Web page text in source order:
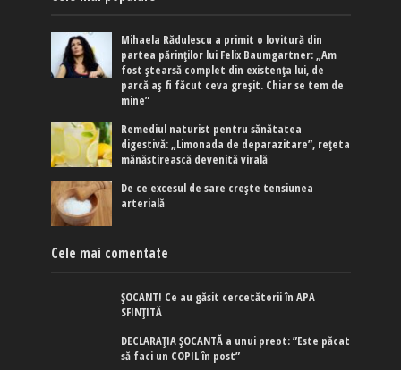
Mihaela Rădulescu a primit o lovitură din
partea părinților lui Felix Baumgartner: „Am
fost ștearsă complet din existența lui, de
parcă aș fi făcut ceva greșit. Chiar se tem de
mine”
Remediul naturist pentru sănătatea
digestivă: „Limonada de deparazitare”, rețeta
mănăstirească devenită virală
De ce excesul de sare crește tensiunea
arterială
Cele mai comentate
ȘOCANT! Ce au găsit cercetătorii în APA
SFINȚITĂ
DECLARAȚIA ȘOCANTĂ a unui preot: ”Este păcat
să faci un COPIL în post”